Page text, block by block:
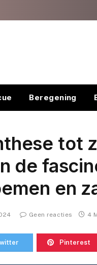
Beregening
tot
de
en
Geen reacties 4
Pinterest